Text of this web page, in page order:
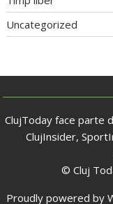
Uncategorized
ClujToday face parte
ClujInsider,
© Cluj
Proudly powered by